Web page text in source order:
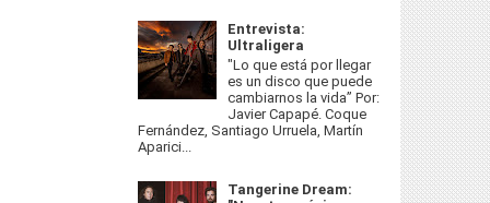
Entrevista:
Ultraligera
"Lo que está por llegar
es un disco que puede
cambiarnos la vida” Por:
Javier Capapé. Coque
Fernández, Santiago Urruela, Martín
Aparici...
Tangerine Dream: